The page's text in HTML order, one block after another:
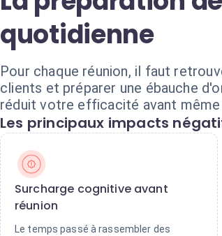
quotidienne
Pour chaque réunion, il faut
clients et préparer une ébauche
réduit votre efficacité avant même
Les principaux impacts
Surcharge cognitive avant
réunion
Le temps passé à rassembler des